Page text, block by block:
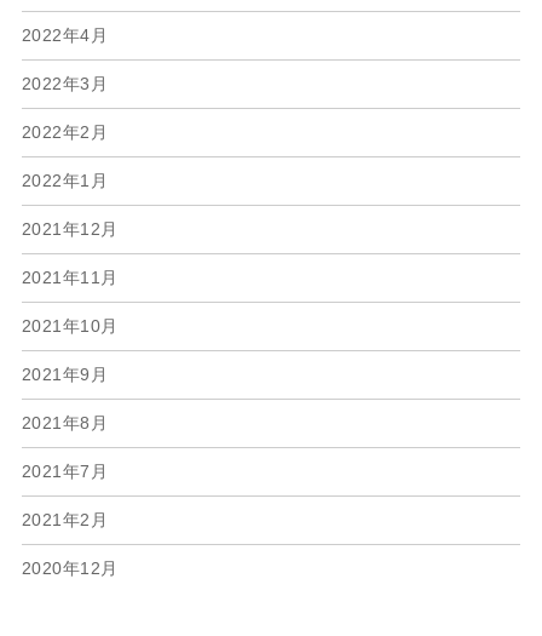
2022年4月
2022年3月
2022年2月
2022年1月
2021年12月
2021年11月
2021年10月
2021年9月
2021年8月
2021年7月
2021年2月
2020年12月